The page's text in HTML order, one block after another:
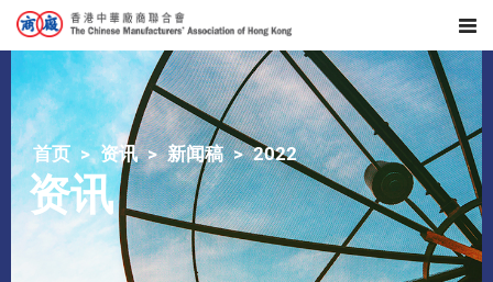
首页 资讯 新闻稿 2022
资讯